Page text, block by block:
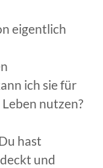
eigentlich
ich sie für
nutzen?
hast
und